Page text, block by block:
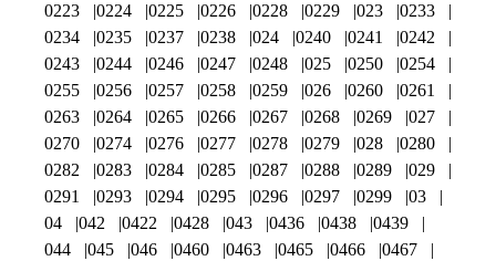
0223
0224 0225 0226 0228 0229 023
0233
0234
0235 0237 0238 024 0240 0241
0242
0243
0244 0246 0247 0248 025 0250
0254
0255
0256 0257 0258 0259 026 0260
0261
0263
0264 0265 0266 0267 0268 0269
027
0270
0274 0276 0277 0278 0279 028
0280
0282
0283 0284 0285 0287 0288 0289
029
0291
0293 0294 0295 0296 0297 0299
03
04
042 0422 0428 043 0436 0438
0439
044
045 046 0460 0463 0465 0466 0467